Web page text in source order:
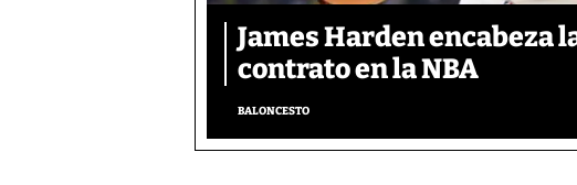
James Harden encabeza
contrato en la NBA
BALONCESTO